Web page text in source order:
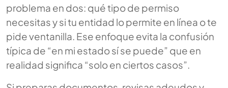
problema en dos: qué tipo de permiso
necesitas y si tu entidad lo permite en línea o te
pide ventanilla. Ese enfoque evita la confusión
típica de “en mi estado sí se puede” que en
realidad significa “solo en ciertos casos”.